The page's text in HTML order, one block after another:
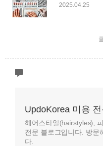
2025.04.25
UpdoKorea 미용
헤어스타일(hairstyles),
전문 블로그입니다. 방문
다.